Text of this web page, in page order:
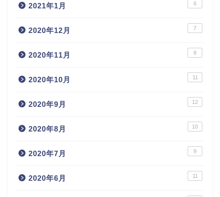
2021年1月 6
2020年12月 7
2020年11月 8
2020年10月 11
2020年9月 12
2020年8月 10
2020年7月 9
2020年6月 11